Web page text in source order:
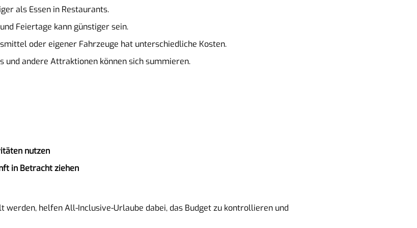
als Essen in Restaurants.
Feiertage kann günstiger sein.
oder eigener Fahrzeuge hat unterschiedliche Kosten.
und andere Attraktionen können sich summieren.
nutzen
in Betracht ziehen
helfen All-Inclusive-Urlaube dabei, das Budget zu kontrollieren und